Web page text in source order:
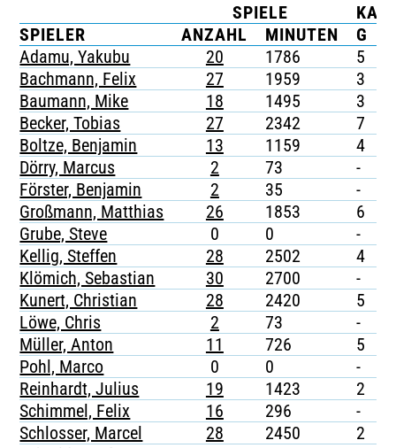
TICKETING
SPIELE
SPIELER
ANZAHL MINUTEN G
Adamu, Yakubu
20 1786 5
Bachmann, Felix
27 1959 3
Baumann, Mike
18 1495 3
Becker, Tobias
27 2342 7
Boltze, Benjamin
13 1159 4
Dörry, Marcus
2 73 -
Förster, Benjamin
2 35 -
Großmann, Matthias
26 1853 6
Grube, Steve
0 0 -
Kellig, Steffen
28 2502 4
Klömich, Sebastian
30 2700 -
Kunert, Christian
28 2420 5
Löwe, Chris
2 73 -
Müller, Anton
11 726 5
Pohl, Marco
0 0 -
Reinhardt, Julius
19 1423 2
Schimmel, Felix
16 296 -
Schlosser, Marcel
28 2450 2